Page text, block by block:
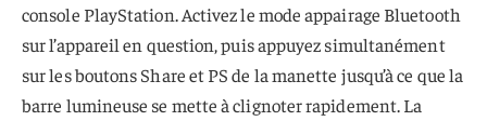
console PlayStation. Activez le mode appairage Bluetooth
sur l’appareil en question, puis appuyez simultanément
sur les boutons Share et PS de la manette jusqu’à ce que la
barre lumineuse se mette à clignoter rapidement. La